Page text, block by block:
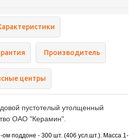
Производитель
центры
пустотелый утолщенный
ОАО "Керамин".
ом поддоне - 300 шт. (406 усл.шт.). Масса 1-